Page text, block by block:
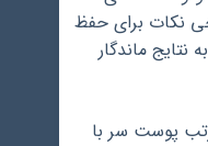
نکات برای حفظ
ماندگار
پوست سر با